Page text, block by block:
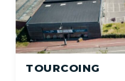
TOURCOING